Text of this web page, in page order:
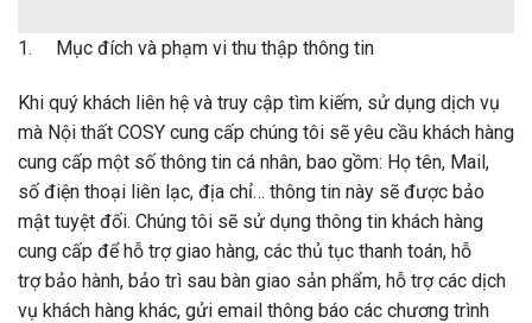
1. Mục đích và phạm vi thu thập thông tin
Khi quý khách liên hệ và truy cập tìm kiếm, sử dụng dịch vụ
mà Nội thất COSY cung cấp chúng tôi sẽ yêu cầu khách hàng
cung cấp một số thông tin cá nhân, bao gồm: Họ tên, Mail,
số điện thoại liên lạc, địa chỉ… thông tin này sẽ được bảo
mật tuyệt đối. Chúng tôi sẽ sử dụng thông tin khách hàng
cung cấp để hỗ trợ giao hàng, các thủ tục thanh toán, hỗ
trợ bảo hành, bảo trì sau bàn giao sản phẩm, hỗ trợ các dịch
vụ khách hàng khác, gửi email thông báo các chương trình